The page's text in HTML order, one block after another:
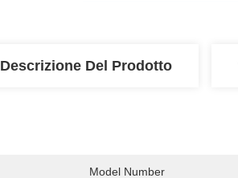
Descrizione Del Prodotto
Model Number